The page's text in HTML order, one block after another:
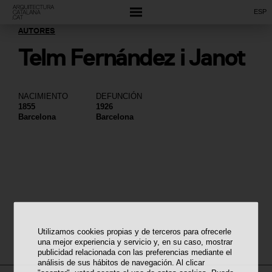
Utilizamos cookies propias y de terceros para ofrecerle
una mejor experiencia y servicio y, en su caso, mostrar
publicidad relacionada con las preferencias mediante el
análisis de sus hábitos de navegación. Al clicar
ESP
NACIMIENTO
1855
Barcelona
DEFUNCIÓN
1926
Barcelona
AUTORES
Telm Fernández i Janot